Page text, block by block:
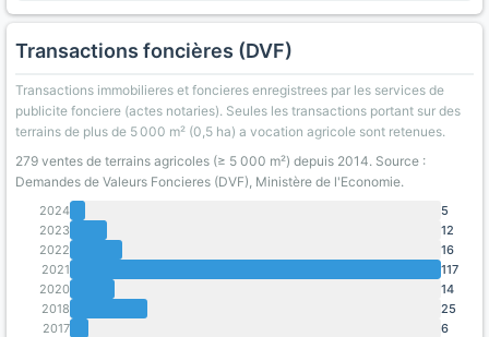
Transactions foncières (DVF)
Transactions immobilieres et foncieres enregistrees par les services de
publicite fonciere (actes notaries). Seules les transactions portant sur des
terrains de plus de 5 000 m² (0,5 ha) a vocation agricole sont retenues.
279 ventes de terrains agricoles (≥ 5 000 m²) depuis 2014. Source :
Demandes de Valeurs Foncieres (DVF), Ministère de l'Economie.
2024
5
2023
12
2022
16
2021
117
2020
14
2018
25
2017
6